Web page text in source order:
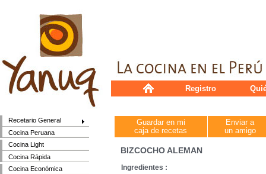
Recetario General
Cocina Peruana
Cocina Light
Cocina Rápida
Cocina Económica
Registro
Guardar en mi
caja de recetas
Enviar a
un amigo
BIZCOCHO ALEMAN
Ingredientes :